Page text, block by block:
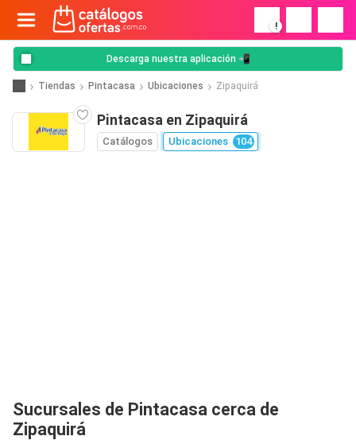
!
Descarga nuestra aplicación 📲
Tiendas Pintacasa Ubicaciones Zipaquirá
Pintacasa en Zipaquirá
Catálogos Ubicaciones 104
Sucursales de Pintacasa cerca de
Zipaquirá